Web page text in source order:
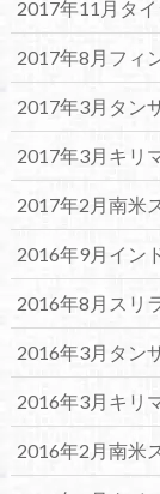
2017年11月タ
2017年8月フィ
2017年3月タン
2017年3月キリ
2017年2月南米
2016年9月イン
2016年8月スリ
2016年3月タン
2016年3月キリ
2016年2月南米